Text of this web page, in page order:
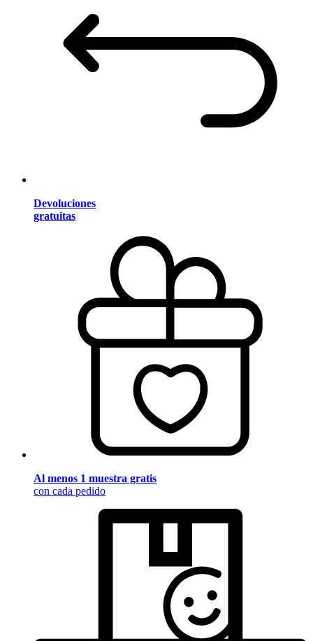
Devoluciones
gratuitas
Al menos 1 muestra gratis
con cada pedido